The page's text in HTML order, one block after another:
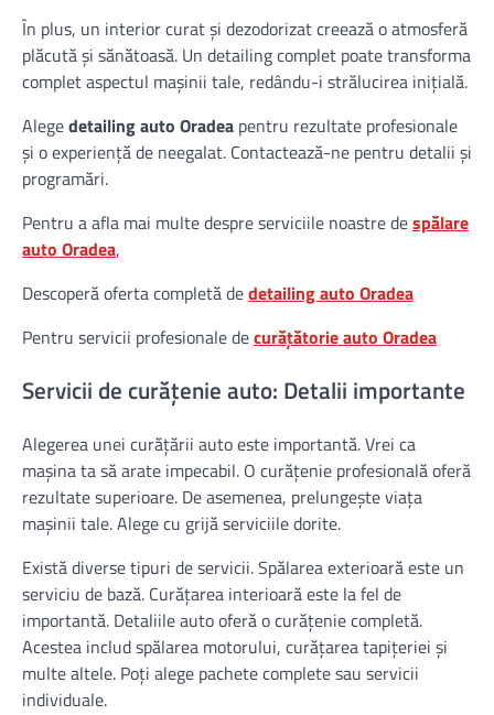
În plus, un interior curat și dezodorizat creează o atmosferă
plăcută și sănătoasă. Un detailing complet poate transforma
complet aspectul mașinii tale, redându-i strălucirea inițială.
Alegedetailing auto Oradea pentru rezultate profesionale
și o experiență de neegalat. Contactează-ne pentru detalii și
programări.
Pentru a afla mai multe despre serviciile noastre despălare
auto Oradea,
Descoperă oferta completă dedetailing auto Oradea
Pentru servicii profesionale decurățătorie auto Oradea
Servicii de curățenie auto: Detalii importante
Alegerea unei curățării auto este importantă. Vrei ca
mașina ta să arate impecabil. O curățenie profesională oferă
rezultate superioare. De asemenea, prelungește viața
mașinii tale. Alege cu grijă serviciile dorite.
Există diverse tipuri de servicii. Spălarea exterioară este un
serviciu de bază. Curățarea interioară este la fel de
importantă. Detaliile auto oferă o curățenie completă.
Acestea includ spălarea motorului, curățarea tapițeriei și
multe altele. Poți alege pachete complete sau servicii
individuale.